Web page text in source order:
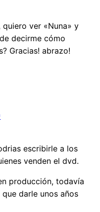
ver «Nuna» y
decirme cómo
Gracias! abrazo!
escribirle a los
venden el dvd.
producción, todavía
darle unos años